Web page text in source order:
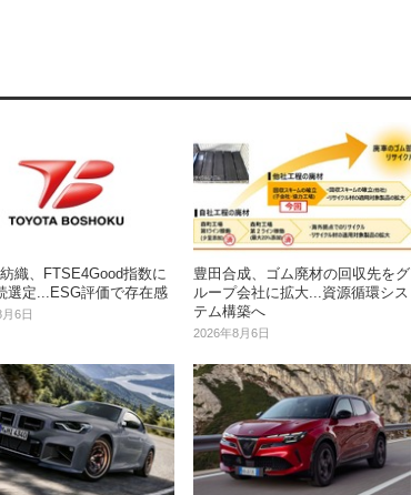
織、FTSE4Good指数に
選定...ESG評価で存在感
6日
豊田合成、ゴム廃材の回収先をグ
ループ会社に拡大...資源循環シス
テム構築へ
2026年8月6日